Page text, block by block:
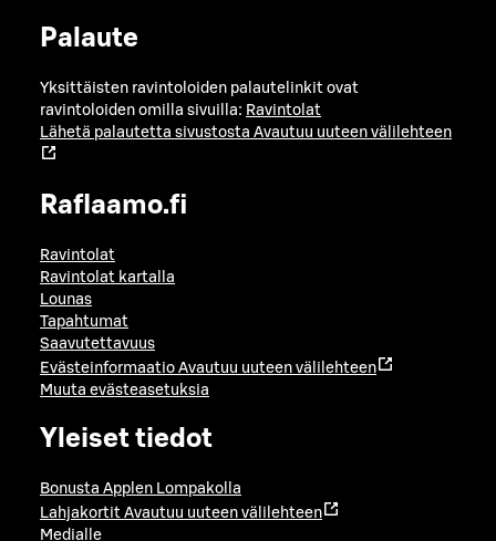
Palaute
Yksittäisten ravintoloiden palautelinkit ovat
ravintoloiden omilla sivuilla: Ravintolat
Lähetä palautetta sivustosta Avautuu uuteen välilehteen
Raflaamo.fi
Ravintolat
Ravintolat kartalla
Lounas
Tapahtumat
Saavutettavuus
Evästeinformaatio Avautuu uuteen välilehteen
Muuta evästeasetuksia
Yleiset tiedot
Bonusta Applen Lompakolla
Lahjakortit Avautuu uuteen välilehteen
Medialle